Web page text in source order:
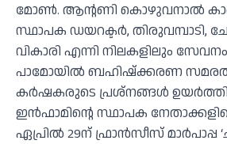
മോണ്‍. ആന്റണി കൊഴുവനാല്‍
സ്ഥാപക ഡയറക്ടര്‍, തിരുവമ്പാടി,
വികാരി എന്നി നിലകളിലും
പാമോയില്‍ ബഹിഷ്‌ക്കരണ
കര്‍ഷകരുടെ പ്രശ്‌നങ്ങള്‍
ഇന്‍ഫാമിന്റെ സ്ഥാപക
ഏപ്രില്‍ 29ന് ഫ്രാന്‍സീസ് മാര്‍പാപ്പ